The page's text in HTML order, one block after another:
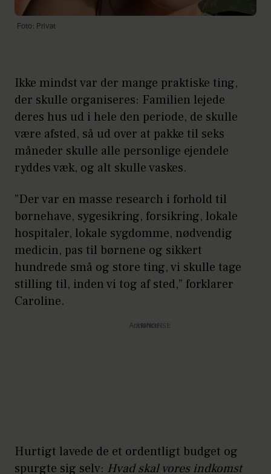
Foto: Privat
Ikke mindst var der mange praktiske ting,
der skulle organiseres: Familien lejede
deres hus ud i hele den periode, de skulle
være afsted, så ud over at pakke til seks
måneder skulle alle personlige ejendele
ryddes væk, og alt skulle vaskes.
”Der var en masse research i forhold til
børnehave, sygesikring, forsikring, lokale
hospitaler, lokale sygdomme, nødvendig
medicin, pas til børnene og sikkert
hundrede små og store ting, vi skulle tage
stilling til, inden vi tog af sted,” forklarer
Caroline.
Annonce
Hurtigt lavede de et ordentligt budget og
spurgte sig selv: Hvad skal vores indkomst